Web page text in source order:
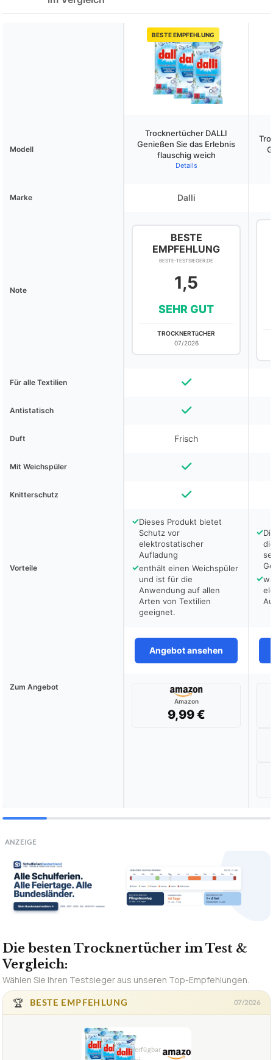
BESTE EMPFEHLUNG
Modell
Trocknertücher DALLI
Genießen Sie das Erlebnis
flauschig weich
Details
Marke Dalli
Note
BESTE
EMPFEHLUNG
BESTE-TESTSIEGER.DE
1,5
SEHR GUT
TROCKNERTüCHER
07/2026
Für alle Textilien
Antistatisch
Duft Frisch
Mit Weichspüler
Knitterschutz
Vorteile
✓Dieses Produkt bietet
Schutz vor
elektrostatischer
Aufladung
✓enthält einen Weichspüler
und ist für die
Anwendung auf allen
Arten von Textilien
geeignet.
✓
✓
Angebot ansehen
Zum Angebot
Amazon
9,99 €
ANZEIGE
Die besten Trocknertücher im Test &
Vergleich:
Wählen Sie Ihren Testsieger aus unseren Top-Empfehlungen.
🏆
BESTE EMPFEHLUNG 07/2026